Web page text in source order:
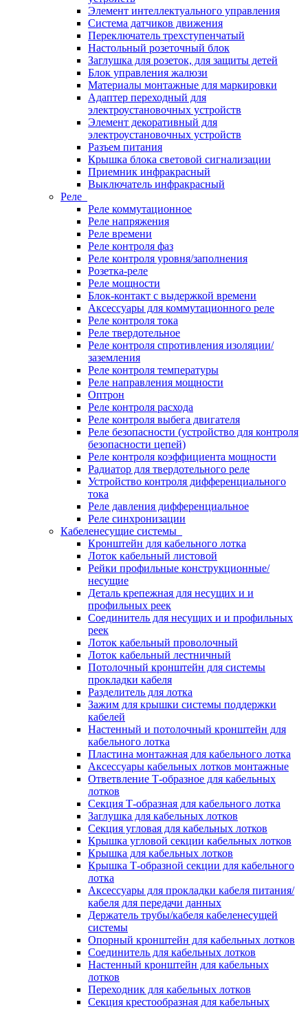
Элемент интеллектуального управления
Система датчиков движения
Переключатель трехступенчатый
Настольный розеточный блок
Заглушка для розеток, для защиты детей
Блок управления жалюзи
Материалы монтажные для маркировки
Адаптер переходный для
электроустановочных устройств
Элемент декоративный для
электроустановочных устройств
Разъем питания
Крышка блока световой сигнализации
Приемник инфракрасный
Выключатель инфракрасный
Реле
Реле коммутационное
Реле напряжения
Реле времени
Реле контроля фаз
Реле контроля уровня/заполнения
Розетка-реле
Реле мощности
Блок-контакт с выдержкой времени
Аксессуары для коммутационного реле
Реле контроля тока
Реле твердотельное
Реле контроля спротивления изоляции/
заземления
Реле контроля температуры
Реле направления мощности
Оптрон
Реле контроля расхода
Реле контроля выбега двигателя
Реле безопасности (устройство для контроля
безопасности цепей)
Реле контроля коэффициента мощности
Радиатор для твердотельного реле
Устройство контроля дифференциального
тока
Реле давления дифференциальное
Реле синхронизации
Кабеленесущие системы
Кронштейн для кабельного лотка
Лоток кабельный листовой
Рейки профильные конструкционные/
несущие
Деталь крепежная для несущих и и
профильных реек
Соединитель для несущих и и профильных
реек
Лоток кабельный проволочный
Лоток кабельный лестничный
Потолочный кронштейн для системы
прокладки кабеля
Разделитель для лотка
Зажим для крышки системы поддержки
кабелей
Настенный и потолочный кронштейн для
кабельного лотка
Пластина монтажная для кабельного лотка
Аксессуары кабельных лотков монтажные
Ответвление Т-образное для кабельных
лотков
Секция Т-образная для кабельного лотка
Заглушка для кабельных лотков
Секция угловая для кабельных лотков
Крышка угловой секции кабельных лотков
Крышка для кабельных лотков
Крышка Т-образной секции для кабельного
лотка
Аксессуары для прокладки кабеля питания/
кабеля для передачи данных
Держатель трубы/кабеля кабеленесущей
системы
Опорный кронштейн для кабельных лотков
Соединитель для кабельных лотков
Настенный кронштейн для кабельных
лотков
Переходник для кабельных лотков
Секция крестообразная для кабельных